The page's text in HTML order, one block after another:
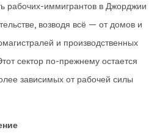
рабочих-иммигрантов в Джорджии
возводя всё — от домов и
и производственных
сектор по-прежнему остается
зависимых от рабочей силы